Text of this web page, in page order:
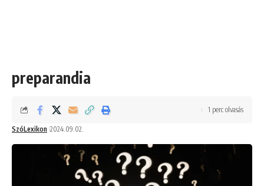
preparandia
SzóLexikon 2024.09.02.
1 perc olvasás